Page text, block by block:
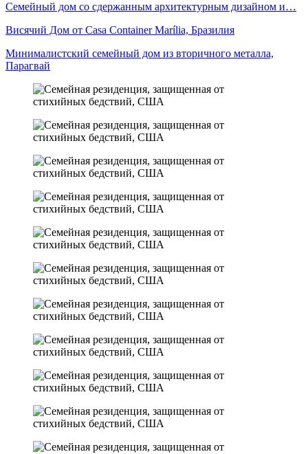
Семейный дом со сдержанным архитектурным дизайном и…
Висячий Дом от Casa Container Marília, Бразилия
Минималистский семейный дом из вторичного металла,
Парагвай